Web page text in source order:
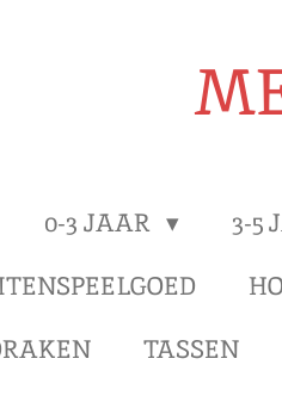
0-3 JAAR 3-5
TASSEN